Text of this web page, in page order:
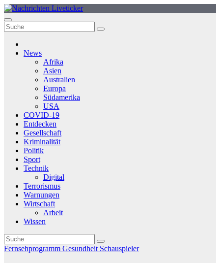
Zum
Inhalt
springen
News
Afrika
Asien
Australien
Europa
Südamerika
USA
COVID-19
Entdecken
Gesellschaft
Kriminalität
Politik
Sport
Technik
Digital
Terrorismus
Warnungen
Wirtschaft
Arbeit
Wissen
Fernsehprogramm Gesundheit Schauspieler